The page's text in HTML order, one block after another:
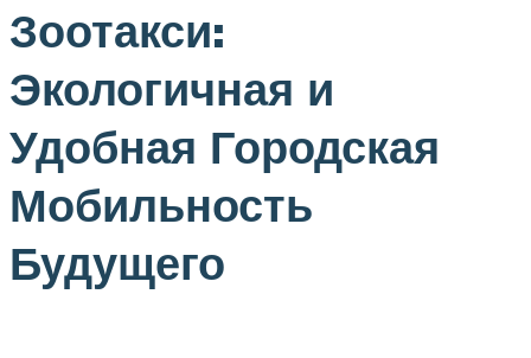
Зоотакси:
Экологичная и
Удобная Городская
Мобильность
Будущего